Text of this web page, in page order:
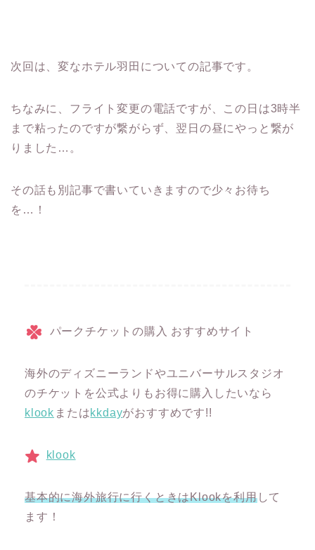
次回は、変なホテル羽田についての記事です。
ちなみに、フライト変更の電話ですが、この日は3時半
まで粘ったのですが繋がらず、翌日の昼にやっと繋が
りました…。
その話も別記事で書いていきますので少々お待ち
を…！
パークチケットの購入 おすすめサイト
海外のディズニーランドやユニバーサルスタジオ
のチケットを公式よりもお得に購入したいなら
klook またはkkdayがおすすめです!!
klook
基本的に海外旅行に行くときはKlookを利用して
ます！